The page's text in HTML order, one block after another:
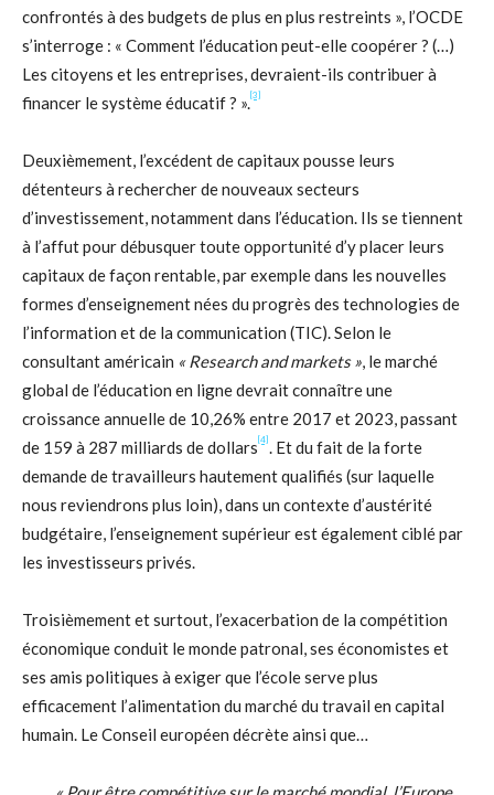
confrontés à des budgets de plus en plus restreints », l’OCDE
s’interroge : « Comment l’éducation peut-elle coopérer ? (…)
Les citoyens et les entreprises, devraient-ils contribuer à
financer le système éducatif ? ».[3]
Deuxièmement, l’excédent de capitaux pousse leurs
détenteurs à rechercher de nouveaux secteurs
d’investissement, notamment dans l’éducation. Ils se tiennent
à l’affut pour débusquer toute opportunité d’y placer leurs
capitaux de façon rentable, par exemple dans les nouvelles
formes d’enseignement nées du progrès des technologies de
l’information et de la communication (TIC). Selon le
consultant américain « Research and markets », le marché
global de l’éducation en ligne devrait connaître une
croissance annuelle de 10,26% entre 2017 et 2023, passant
de 159 à 287 milliards de dollars[4]. Et du fait de la forte
demande de travailleurs hautement qualifiés (sur laquelle
nous reviendrons plus loin), dans un contexte d’austérité
budgétaire, l’enseignement supérieur est également ciblé par
les investisseurs privés.
Troisièmement et surtout, l’exacerbation de la compétition
économique conduit le monde patronal, ses économistes et
ses amis politiques à exiger que l’école serve plus
efficacement l’alimentation du marché du travail en capital
humain. Le Conseil européen décrète ainsi que…